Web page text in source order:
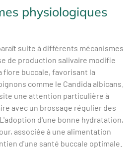
physiologiques
suite à différents mécanismes
de production salivaire modifie
flore buccale, favorisant la
comme le Candida albicans.
une attention particulière à
avec un brossage régulier des
d'une bonne hydratation,
associée à une alimentation
d'une santé buccale optimale.